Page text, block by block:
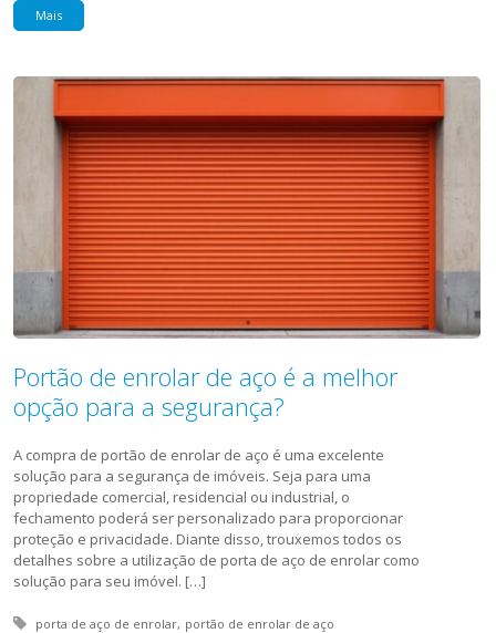
Mais
Portão de enrolar de aço é a melhor
opção para a segurança?
A compra de portão de enrolar de aço é uma excelente
solução para a segurança de imóveis. Seja para uma
propriedade comercial, residencial ou industrial, o
fechamento poderá ser personalizado para proporcionar
proteção e privacidade. Diante disso, trouxemos todos os
detalhes sobre a utilização de porta de aço de enrolar como
solução para seu imóvel. […]
Tagged with:
porta de aço de enrolar portão de enrolar de aço